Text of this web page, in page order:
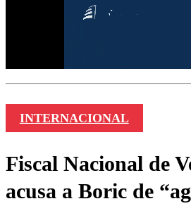
INTERNACIONAL
Fiscal Nacional de
acusa a Boric de